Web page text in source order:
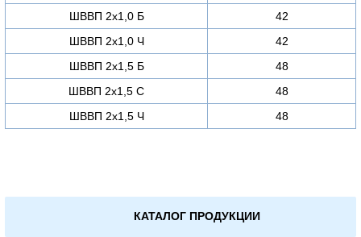
ШВВП 2х1,0 Б
42
ШВВП 2х1,0 Ч
42
ШВВП 2х1,5 Б
48
ШВВП 2х1,5 С
48
ШВВП 2х1,5 Ч
48
КАТАЛОГ ПРОДУКЦИИ